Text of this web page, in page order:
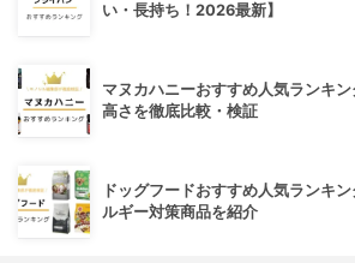
い・長持ち！2026最新】
マヌカハニーおすすめ人気ランキ
高さを徹底比較・検証
ドッグフードおすすめ人気ランキ
ルギー対策商品を紹介